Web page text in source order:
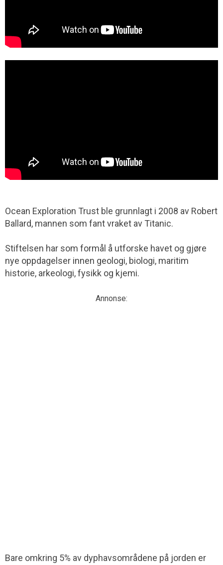
Ocean Exploration Trust ble grunnlagt i 2008 av Robert
Ballard, mannen som fant vraket av Titanic.
Stiftelsen har som formål å utforske havet og gjøre
nye oppdagelser innen geologi, biologi, maritim
historie, arkeologi, fysikk og kjemi.
Annonse:
Bare omkring 5% av dyphavsområdene på jorden er